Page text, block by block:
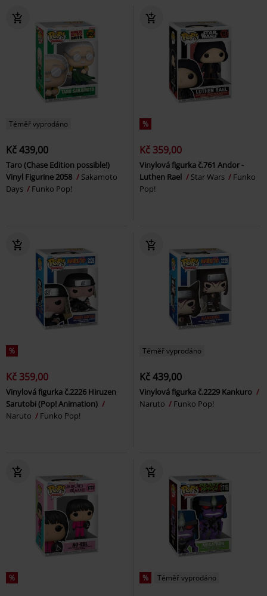
Téměř vyprodáno
Kč 439,00
Taro (Chase Edition possible!)
Vinyl Figurine 2058
Sakamoto
Days
Funko Pop!
%
Kč 359,00
Vinylová figurka č.761 Andor -
Luthen Rael
Star Wars
Funko
Pop!
%
Kč 359,00
Vinylová figurka č.2226 Hiruzen
Sarutobi (Pop! Animation)
Naruto
Funko Pop!
Téměř vyprodáno
Kč 439,00
Vinylová figurka č.2229 Kankuro
Naruto
Funko Pop!
% % Téměř vyprodáno